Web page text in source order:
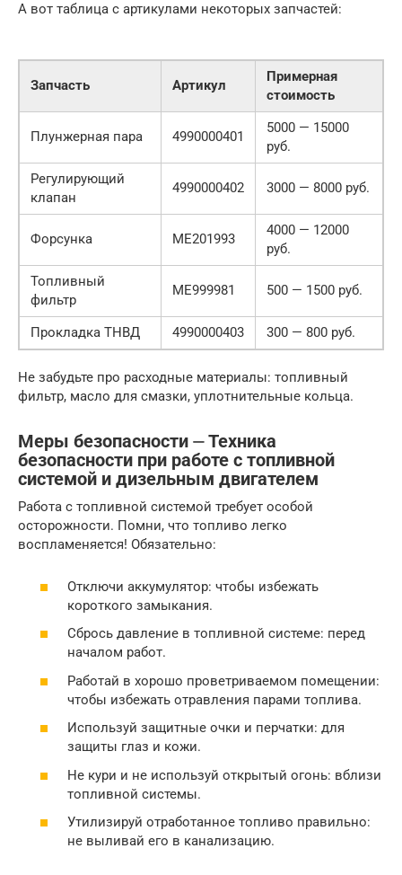
А вот таблица с артикулами некоторых запчастей:
Запчасть Артикул
Примерная
стоимость
Плунжерная пара 4990000401
5000 — 15000
руб.
Регулирующий
клапан
4990000402 3000 — 8000 руб.
Форсунка ME201993
4000 — 12000
руб.
Топливный
фильтр
ME999981 500 — 1500 руб.
Прокладка ТНВД 4990000403 300 — 800 руб.
Не забудьте про расходные материалы: топливный
фильтр, масло для смазки, уплотнительные кольца.
Меры безопасности ⏤ Техника
безопасности при работе с топливной
системой и дизельным двигателем
Работа с топливной системой требует особой
осторожности. Помни, что топливо легко
воспламеняется! Обязательно:
Отключи аккумулятор: чтобы избежать
короткого замыкания.
Сбрось давление в топливной системе: перед
началом работ.
Работай в хорошо проветриваемом помещении:
чтобы избежать отравления парами топлива.
Используй защитные очки и перчатки: для
защиты глаз и кожи.
Не кури и не используй открытый огонь: вблизи
топливной системы.
Утилизируй отработанное топливо правильно:
не выливай его в канализацию.